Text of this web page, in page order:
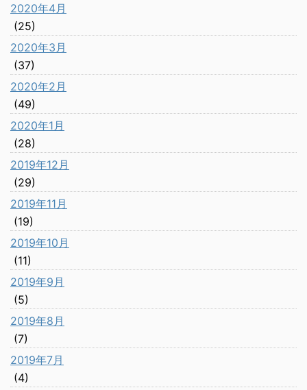
2020年4月
(25)
2020年3月
(37)
2020年2月
(49)
2020年1月
(28)
2019年12月
(29)
2019年11月
(19)
2019年10月
(11)
2019年9月
(5)
2019年8月
(7)
2019年7月
(4)